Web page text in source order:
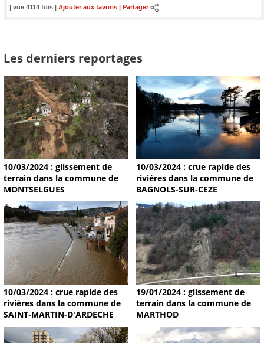
| vue 4114 fois | Ajouter aux favoris Partager
Les derniers reportages
10/03/2024 : glissement de
terrain dans la commune de
MONTSELGUES
10/03/2024 : crue rapide des
rivières dans la commune de
BAGNOLS-SUR-CEZE
10/03/2024 : crue rapide des
rivières dans la commune de
SAINT-MARTIN-D'ARDECHE
19/01/2024 : glissement de
terrain dans la commune de
MARTHOD